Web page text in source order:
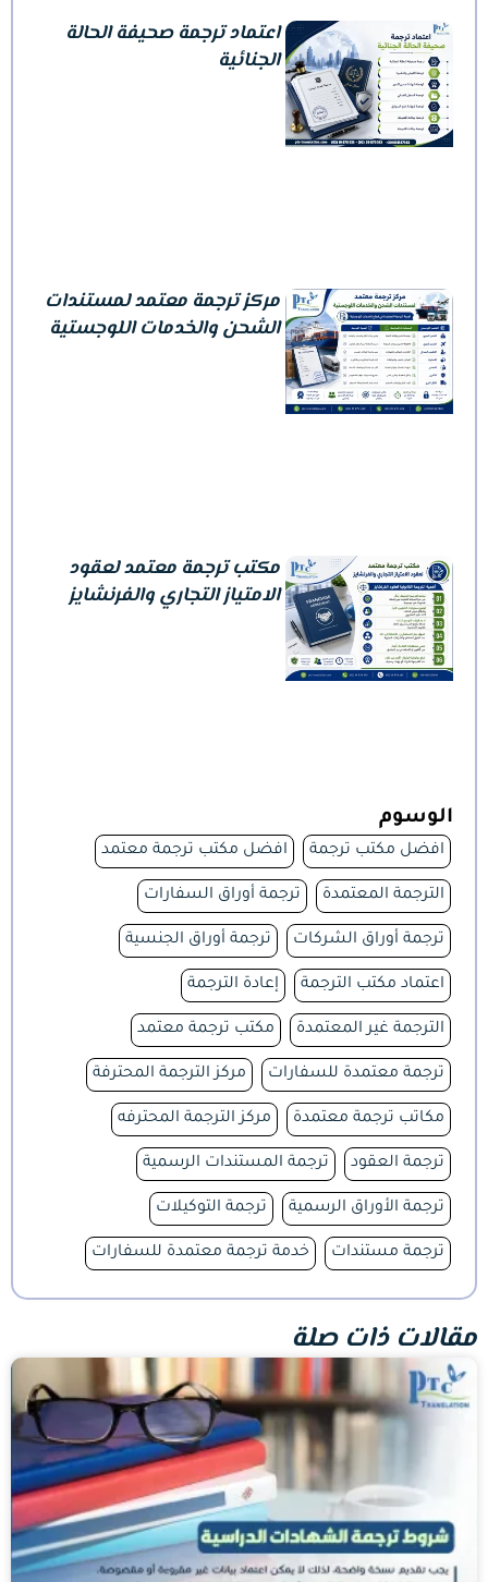
اعتماد ترجمة صحيفة الحالة
الجنائية
مركز ترجمة معتمد لمستندات
الشحن والخدمات اللوجستية
مكتب ترجمة معتمد لعقود
الامتياز التجاري والفرنشايز
الوسوم
افضل مكتب ترجمة افضل مكتب ترجمة معتمد
الترجمة المعتمدة ترجمة أوراق السفارات
ترجمة أوراق الشركات ترجمة أوراق الجنسية
اعتماد مكتب الترجمة إعادة الترجمة
الترجمة غير المعتمدة مكتب ترجمة معتمد
ترجمة معتمدة للسفارات مركز الترجمة المحترفة
مكاتب ترجمة معتمدة مركز الترجمة المحترفه
ترجمة العقود ترجمة المستندات الرسمية
ترجمة الأوراق الرسمية ترجمة التوكيلات
ترجمة مستندات خدمة ترجمة معتمدة للسفارات
مقالات ذات صلة